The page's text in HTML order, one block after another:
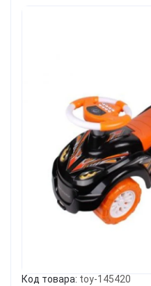
Код товара: toy-145420